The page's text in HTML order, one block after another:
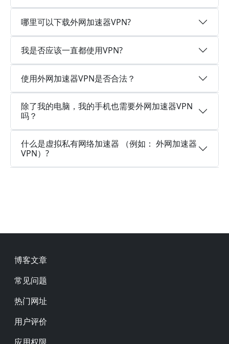
哪里可以下载外网加速器VPN?
我是否应该一直都使用VPN?
使用外网加速器VPN是否合法？
除了我的电脑，我的手机也需要外网加速器VPN
吗？
什么是虚拟私有网络加速器 （例如： 外网加速器
VPN）?
Footer
博客文章
常见问题
热门网址
用户评价